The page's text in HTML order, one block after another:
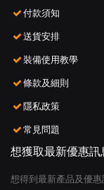
付款須知
送貨安排
裝備使用教學
條款及細則
隱私政策
常見問題
想獲取最新優惠訊
想得到最新產品及優